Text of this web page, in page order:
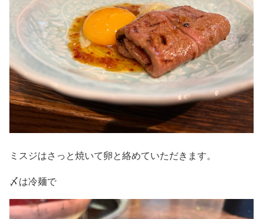
ミスジはさっと焼いて卵と絡めていただきます。
〆は冷麺で